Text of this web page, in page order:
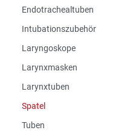
Endotrachealtuben
Intubationszubehör
Laryngoskope
Larynxmasken
Larynxtuben
Spatel
Tuben